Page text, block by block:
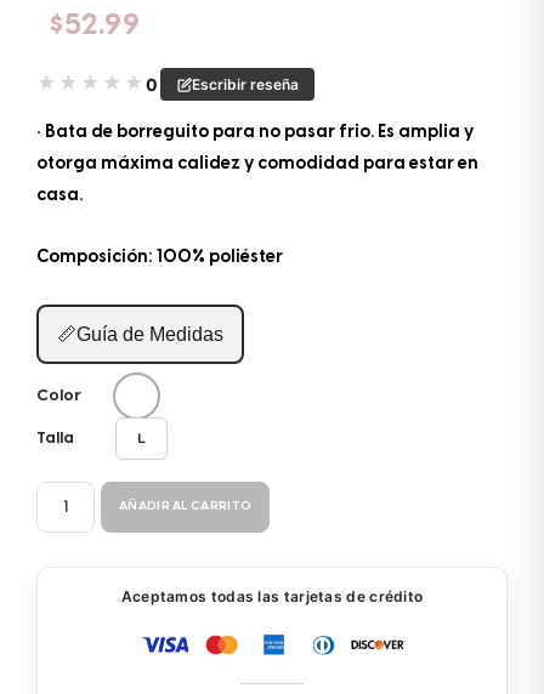
$52.99
★ ★ ★ ★ ★0 Escribir reseña
• Bata de borreguito para no pasar frio. Es amplia y
otorga máxima calidez y comodidad para estar en
casa.
Composición: 100% poliéster
📏Guía de Medidas
Color
Talla L
BATA
SALIDA
cantidad
AÑADIR AL CARRITO
Aceptamos todas las tarjetas de crédito